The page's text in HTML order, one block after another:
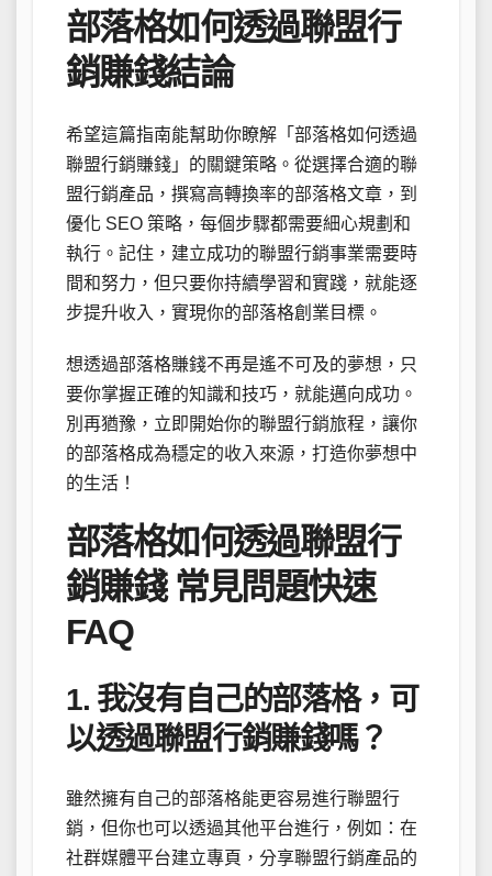
部落格如何透過聯盟行
銷賺錢結論
希望這篇指南能幫助你瞭解「部落格如何透過
聯盟行銷賺錢」的關鍵策略。從選擇合適的聯
盟行銷產品，撰寫高轉換率的部落格文章，到
優化 SEO 策略，每個步驟都需要細心規劃和
執行。記住，建立成功的聯盟行銷事業需要時
間和努力，但只要你持續學習和實踐，就能逐
步提升收入，實現你的部落格創業目標。
想透過部落格賺錢不再是遙不可及的夢想，只
要你掌握正確的知識和技巧，就能邁向成功。
別再猶豫，立即開始你的聯盟行銷旅程，讓你
的部落格成為穩定的收入來源，打造你夢想中
的生活！
部落格如何透過聯盟行
銷賺錢 常見問題快速
FAQ
1. 我沒有自己的部落格，可
以透過聯盟行銷賺錢嗎？
雖然擁有自己的部落格能更容易進行聯盟行
銷，但你也可以透過其他平台進行，例如：在
社群媒體平台建立專頁，分享聯盟行銷產品的